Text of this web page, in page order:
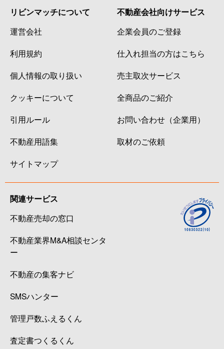
リビンマッチについて
運営会社
利用規約
個人情報の取り扱い
クッキーについて
引用ルール
不動産用語集
サイトマップ
不動産会社向けサービス
企業会員のご登録
仕入れ担当の方はこちら
売主取次サービス
全商品のご紹介
お問い合わせ（企業用）
取材のご依頼
関連サービス
不動産売却の窓口
不動産業界M&A相談センタ
ー
不動産の集客ナビ
SMSハンター
管理戸数ふえるくん
査定書つくるくん